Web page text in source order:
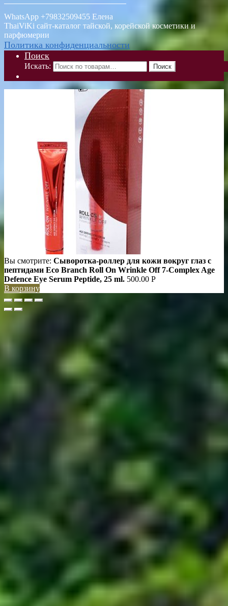
WhatsApp +79832509455 Елена
ThaiViKi сайт-каталог тайской, корейской косметики и
парфюмерии
Политика конфиденциальности
Поиск
Искать: Поиск
Вы смотрите: Сыворотка-роллер для кожи вокруг глаз с
пептидами Eco Branch Roll On Wrinkle Off 7-Complex Age
Defence Eye Serum Peptide, 25 ml. 500.00 Р
В корзину